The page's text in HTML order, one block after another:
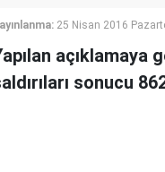
25 Nisan 2016
açıklamaya
sonucu